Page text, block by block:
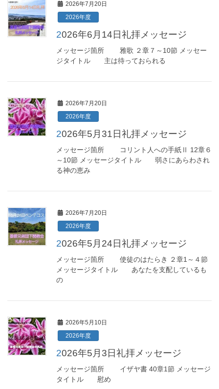
2026年7月20日
2026年度
2026年6月14日礼拝メッセージ
メッセージ箇所 雅歌 ２章７～10節 メッセー
ジタイトル 主は待っておられる
2026年7月20日
2026年度
2026年5月31日礼拝メッセージ
メッセージ箇所 コリント人への手紙Ⅱ 12章６
～10節 メッセージタイトル 弱さにあらわされ
る神の恵み
2026年7月20日
2026年度
2026年5月24日礼拝メッセージ
メッセージ箇所 使徒のはたらき ２章1～４節
メッセージタイトル あなたを支配しているも
の
2026年5月10日
2026年度
2026年5月3日礼拝メッセージ
メッセージ箇所 イザヤ書 40章1節 メッセージ
タイトル 慰め